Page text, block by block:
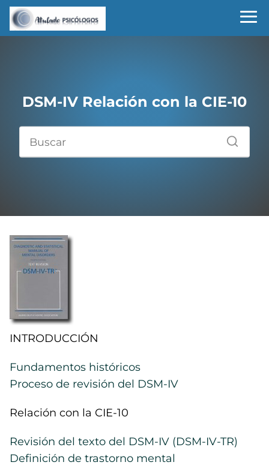
DSM-IV Relación con la CIE-10
INTRODUCCIÓN
Fundamentos históricos
Proceso de revisión del DSM-IV
Relación con la CIE-10
Revisión del texto del DSM-IV (DSM-IV-TR)
Definición de trastorno mental